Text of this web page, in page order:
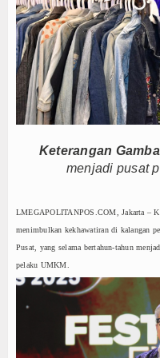
Bupati
Ateng
SIAL
PTPN I
Bupati
Persib
Bupati
SIAL
Munjirin
PTPN I
Keterangan
menjadi pusat
LMEGAPOLITANPOS.COM, Jakarta –
menimbulkan kekhawatiran di kalangan
Pusat, yang selama bertahun-tahun
pelaku UMKM.